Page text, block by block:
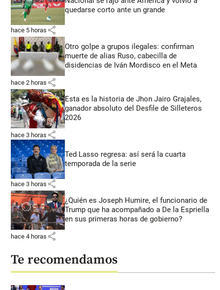
quedarse corto ante un grande
hace 5 horas share
Otro golpe a grupos ilegales: confirman
muerte de alias Ruso, cabecilla de
disidencias de Iván Mordisco en el Meta
hace 2 horas share
Esta es la historia de Jhon Jairo Grajales,
ganador absoluto del Desfile de Silleteros
2026
hace 3 horas share
Ted Lasso regresa: así será la cuarta
temporada de la serie
hace 3 horas share
¿Quién es Joseph Humire, el funcionario de
Trump que ha acompañado a De la Espriella
en sus primeras horas de gobierno?
hace 4 horas share
Te recomendamos